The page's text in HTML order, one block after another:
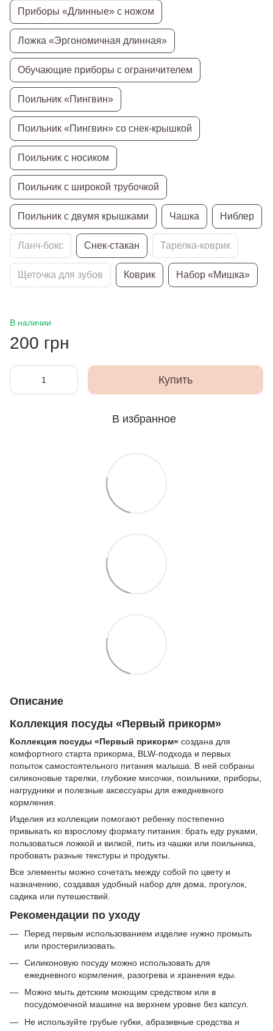
Приборы «Длинные» с ножом
Ложка «Эргономичная длинная»
Обучающие приборы с ограничителем
Поильник «Пингвин»
Поильник «Пингвин» со снек-крышкой
Поильник с носиком
Поильник с широкой трубочкой
Поильник с двумя крышками Чашка Ниблер
Ланч-бокс Снек-стакан Тарелка-коврик
Щеточка для зубов Коврик Набор «Мишка»
В наличии
200 грн
Купить
В избранное
Описание
Коллекция посуды «Первый прикорм»
Коллекция посуды «Первый прикорм» создана для
комфортного старта прикорма, BLW-подхода и первых
попыток самостоятельного питания малыша. В ней собраны
силиконовые тарелки, глубокие мисочки, поильники, приборы,
нагрудники и полезные аксессуары для ежедневного
кормления.
Изделия из коллекции помогают ребенку постепенно
привыкать ко взрослому формату питания: брать еду руками,
пользоваться ложкой и вилкой, пить из чашки или поильника,
пробовать разные текстуры и продукты.
Все элементы можно сочетать между собой по цвету и
назначению, создавая удобный набор для дома, прогулок,
садика или путешествий.
Рекомендации по уходу
Перед первым использованием изделие нужно промыть
или простерилизовать.
Силиконовую посуду можно использовать для
ежедневного кормления, разогрева и хранения еды.
Можно мыть детским моющим средством или в
посудомоечной машине на верхнем уровне без капсул.
Не используйте грубые губки, абразивные средства и